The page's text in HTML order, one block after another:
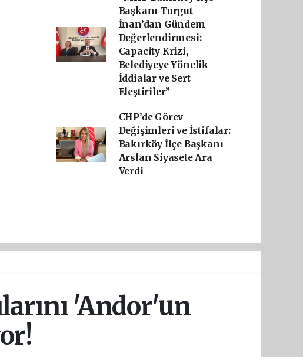
Başkanı Turgut
İnan’dan Gündem
Değerlendirmesi:
Capacity Krizi,
Belediyeye Yönelik
İddialar ve Sert
Eleştiriler”
CHP’de Görev
Değişimleri ve İstifalar:
Bakırköy İlçe Başkanı
Arslan Siyasete Ara
Verdi
'Andor'un